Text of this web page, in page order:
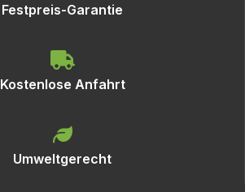
Festpreis-Garantie
Kostenlose Anfahrt
Umweltgerecht